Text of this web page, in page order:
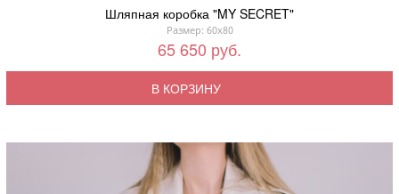
Шляпная коробка "MY SECRET"
Размер: 60x80
65 650 руб.
В КОРЗИНУ